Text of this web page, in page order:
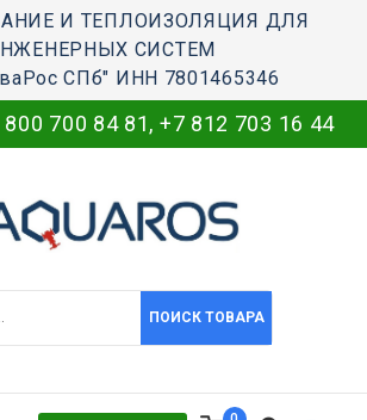
И ТЕПЛОИЗОЛЯЦИЯ ДЛЯ
СИСТЕМ
СПб" ИНН 7801465346
800 700 84 81, +7 812 703 16 44
ПОИСК ТОВАРА